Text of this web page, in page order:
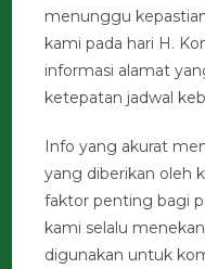
menunggu
kami pada hari H.
informasi alamat
ketepatan jadwal
Info yang akurat
yang diberikan oleh
faktor penting bagi
kami selalu
digunakan untuk